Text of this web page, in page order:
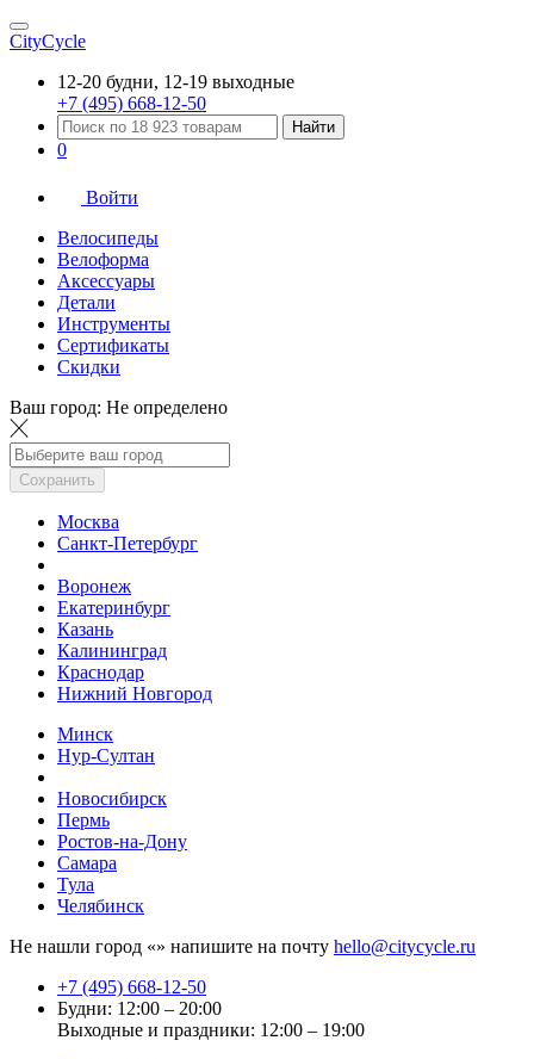
CityCycle
12-20 будни, 12-19 выходные
+7 (495) 668-12-50
Найти
0
Войти
Велосипеды
Велоформа
Аксессуары
Детали
Инструменты
Сертификаты
Скидки
Ваш город: Не определено
Сохранить
Москва
Санкт-Петербург
Воронеж
Екатеринбург
Казань
Калининград
Краснодар
Нижний Новгород
Минск
Нур-Султан
Новосибирск
Пермь
Ростов-на-Дону
Самара
Тула
Челябинск
Не нашли город «» напишите на почту hello@citycycle.ru
+7 (495) 668-12-50
Будни: 12:00 – 20:00
Выходные и праздники: 12:00 – 19:00